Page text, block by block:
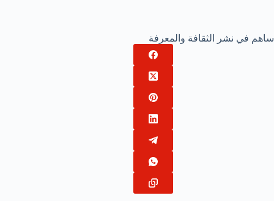
ساهم في نشر الثقافة والمعرفة